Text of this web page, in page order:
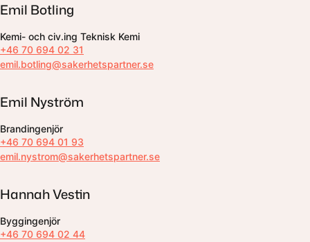
Emil Botling
Kemi- och civ.ing Teknisk Kemi
+46 70 694 02 31
emil.botling@sakerhetspartner.se
Emil Nyström
Brandingenjör
+46 70 694 01 93
emil.nystrom@sakerhetspartner.se
Hannah Vestin
Byggingenjör
+46 70 694 02 44